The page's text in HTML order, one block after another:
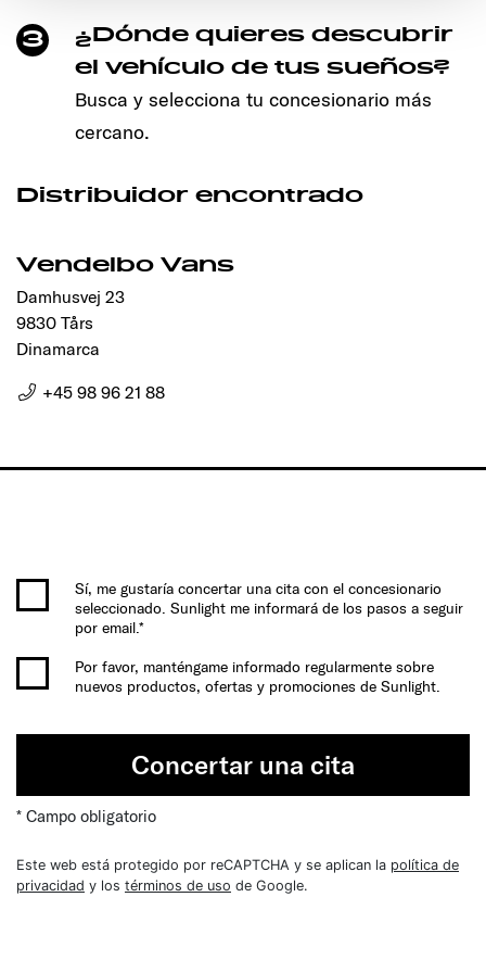
Ermöglichung der Seitennavigation erforderlich sind.
3
¿Dónde quieres descubrir
el vehículo de tus sueños?
Busca y selecciona tu concesionario más
cercano.
Distribuidor encontrado
Vendelbo Vans
Damhusvej 23
9830 Tårs
Dinamarca
+45 98 96 21 88
Sí, me gustaría concertar una cita con el concesionario
seleccionado. Sunlight me informará de los pasos a seguir
por email.*
Por favor, manténgame informado regularmente sobre
nuevos productos, ofertas y promociones de Sunlight.
Concertar una cita
* Campo obligatorio
Este web está protegido por reCAPTCHA y se aplican la política de
privacidad y los términos de uso de Google.